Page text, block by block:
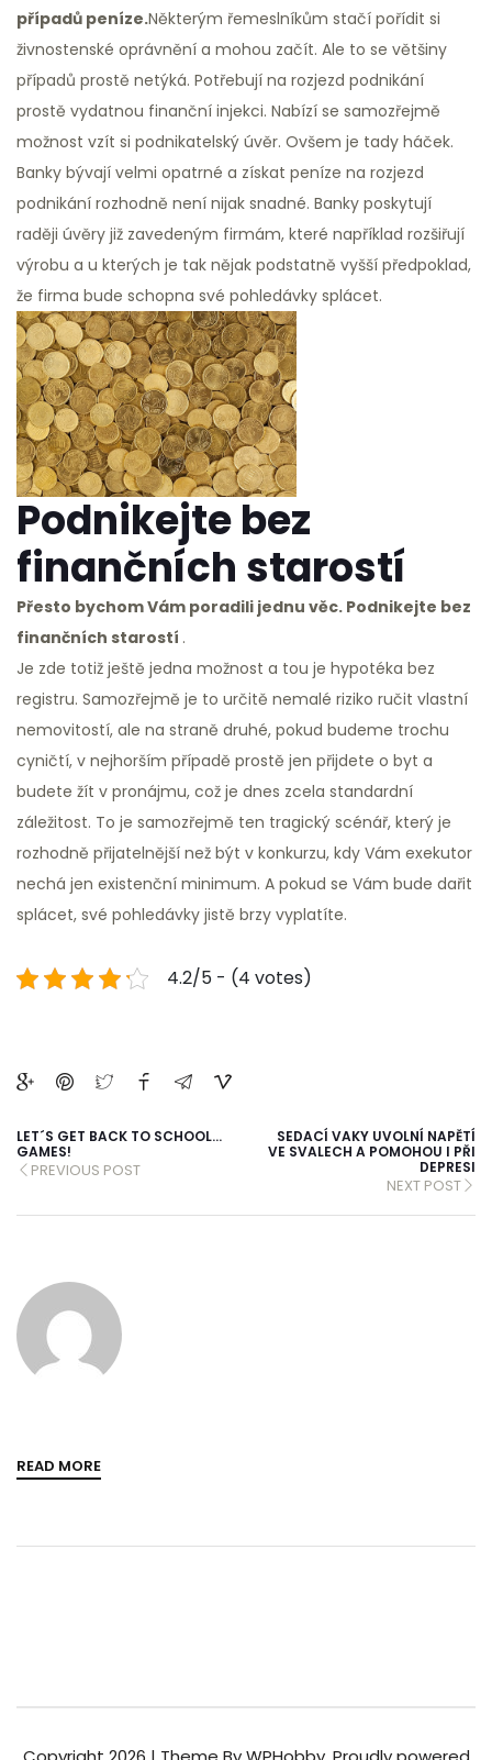
případů peníze.Některým řemeslníkům stačí pořídit si
živnostenské oprávnění a mohou začít. Ale to se většiny
případů prostě netýká. Potřebují na rozjezd podnikání
prostě vydatnou finanční injekci. Nabízí se samozřejmě
možnost vzít si podnikatelský úvěr. Ovšem je tady háček.
Banky bývají velmi opatrné a získat peníze na rozjezd
podnikání rozhodně není nijak snadné. Banky poskytují
raději úvěry již zavedeným firmám, které například rozšiřují
výrobu a u kterých je tak nějak podstatně vyšší předpoklad,
že firma bude schopna své pohledávky splácet.
Podnikejte bez
finančních starostí
Přesto bychom Vám poradili jednu věc. Podnikejte bez
finančních starostí .
Je zde totiž ještě jedna možnost a tou je hypotéka bez
registru. Samozřejmě je to určitě nemalé riziko ručit vlastní
nemovitostí, ale na straně druhé, pokud budeme trochu
cyničtí, v nejhorším případě prostě jen přijdete o byt a
budete žít v pronájmu, což je dnes zcela standardní
záležitost. To je samozřejmě ten tragický scénář, který je
rozhodně přijatelnější než být v konkurzu, kdy Vám exekutor
nechá jen existenční minimum. A pokud se Vám bude dařit
splácet, své pohledávky jistě brzy vyplatíte.
4.2/5 - (4 votes)
LET´S GET BACK TO SCHOOL…
GAMES!
PREVIOUS POST
SEDACÍ VAKY UVOLNÍ NAPĚTÍ
VE SVALECH A POMOHOU I PŘI
DEPRESI
NEXT POST
READ MORE